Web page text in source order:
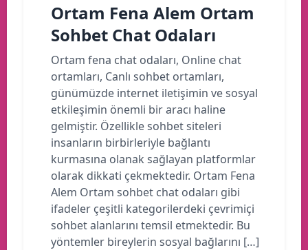
Ortam Fena Alem Ortam
Sohbet Chat Odaları
Ortam fena chat odaları, Online chat
ortamları, Canlı sohbet ortamları,
günümüzde internet iletişimin ve sosyal
etkileşimin önemli bir aracı haline
gelmiştir. Özellikle sohbet siteleri
insanların birbirleriyle bağlantı
kurmasına olanak sağlayan platformlar
olarak dikkati çekmektedir. Ortam Fena
Alem Ortam sohbet chat odaları gibi
ifadeler çeşitli kategorilerdeki çevrimiçi
sohbet alanlarını temsil etmektedir. Bu
yöntemler bireylerin sosyal bağlarını […]